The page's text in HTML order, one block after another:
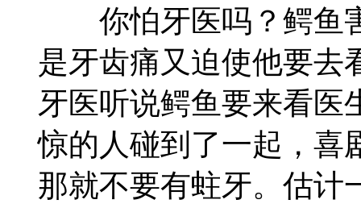
你怕牙医吗？鳄鱼
是牙齿痛又迫使他要去
牙医听说鳄鱼要来看医
惊的人碰到了一起，喜
那就不要有蛀牙。估计